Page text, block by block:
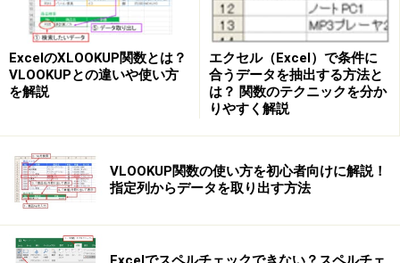
セクションの省略
なお、セクションを2つだけ記述した場合は、1つ目のセ
クションが「正の数・0」、2つ目のセクションが「負の
数」の表示書式と判断されます。文字列はそのまま表示
されます。
ExcelのXLOOKUP関数とは？
VLOOKUPとの違いや使い方
を解説
エクセル（Excel）で条件に
合うデータを抽出する方法と
は？ 関数のテクニックを分か
りやすく解説
VLOOKUP関数の使い方を初心者向けに解説！
指定列からデータを取り出す方法